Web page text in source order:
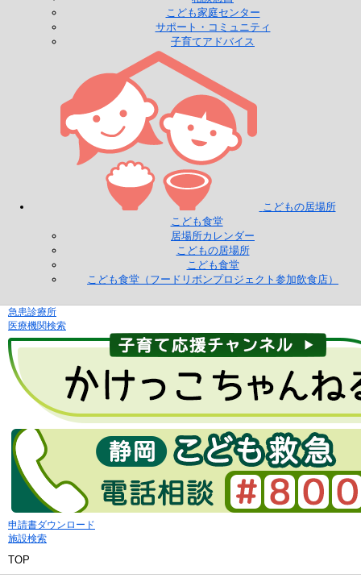
こども家庭センター
サポート・コミュニティ
子育てアドバイス
こどもの居場所
こども食堂
居場所カレンダー
こどもの居場所
こども食堂
こども食堂（フードリボンプロジェクト参加飲食店）
急患診療所
医療機関検索
申請書ダウンロード
施設検索
TOP